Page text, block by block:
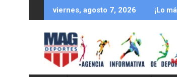
al
viernes, agosto 7, 2026 ¡Lo